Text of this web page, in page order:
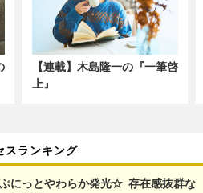
【連載】木島隆一の『一筆啓
上』
スランキング
にっとやわらか発光☆ 存在感抜群な